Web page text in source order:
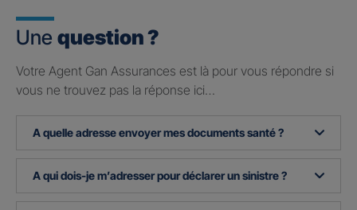
Une question ?
Votre Agent Gan Assurances est là pour vous répondre si
vous ne trouvez pas la réponse ici…
A quelle adresse envoyer mes documents santé ?
A qui dois-je m’adresser pour déclarer un sinistre ?